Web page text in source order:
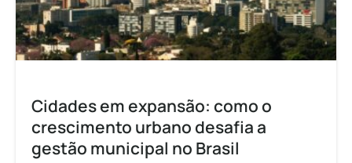
Cidades em expansão: como o
crescimento urbano desafia a
gestão municipal no Brasil